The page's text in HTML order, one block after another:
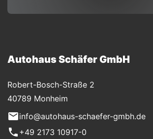
Autohaus Schäfer GmbH
Robert-Bosch-Straße 2
40789 Monheim
info@autohaus-schaefer-gmbh.de
+49 2173 10917-0